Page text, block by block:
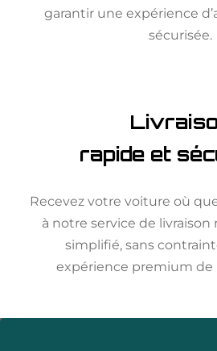
garantir une expérience
sécurisée.
rapide et
Recevez votre voiture où
à notre service de livraison
simplifié, sans
expérience premium